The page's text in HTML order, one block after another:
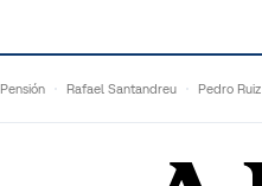
Pensión Rafael Santandreu Pedro Ruiz